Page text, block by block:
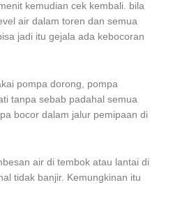
kemudian cek kembali. bila
air dalam toren dan semua
jadi itu gejala ada kebocoran
pompa dorong, pompa
tanpa sebab padahal semua
bocor dalam jalur pemipaan di
air di tembok atau lantai di
tidak banjir. Kemungkinan itu